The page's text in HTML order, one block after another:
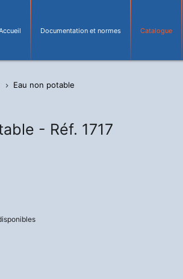
Documentation et normes Catalogue
Eau non potable
- Réf. 1717